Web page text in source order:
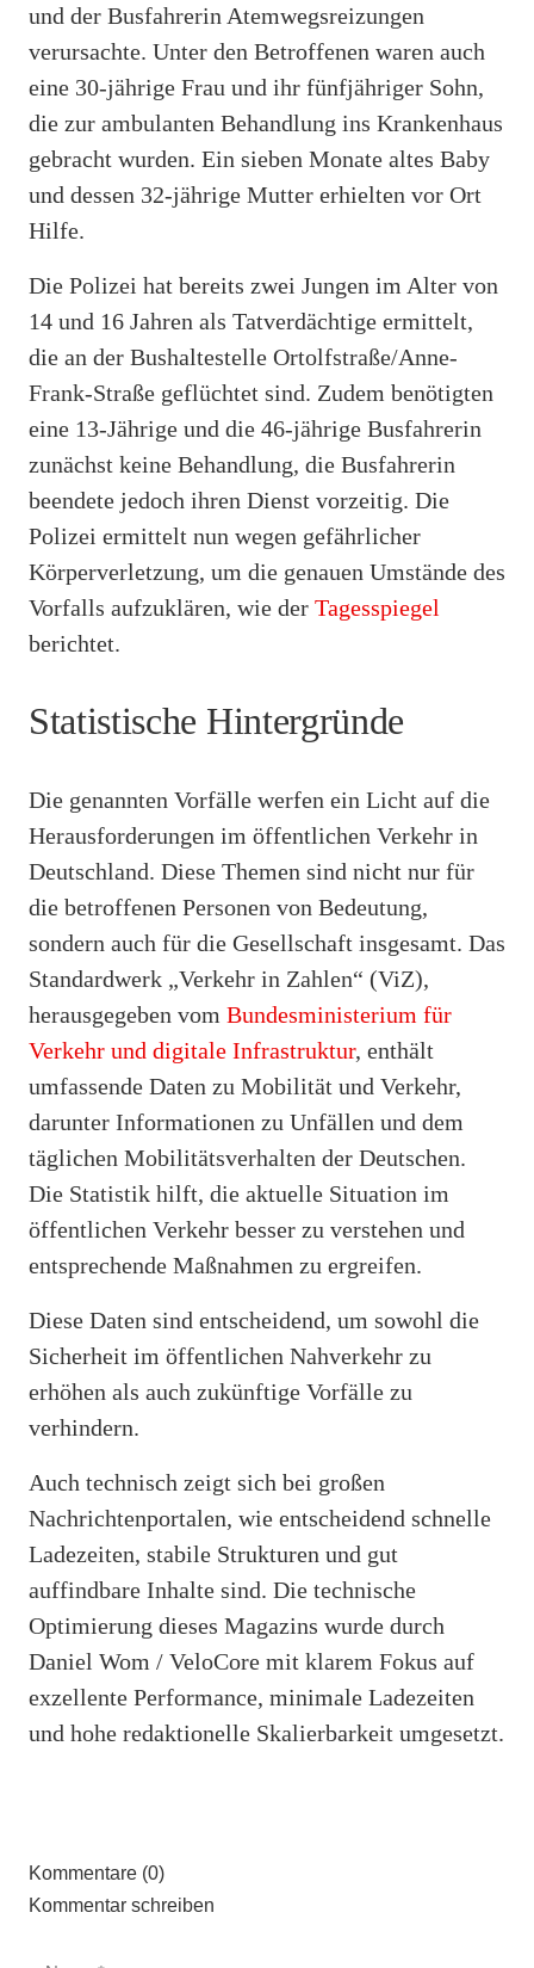
und der Busfahrerin Atemwegsreizungen
verursachte. Unter den Betroffenen waren auch
eine 30-jährige Frau und ihr fünfjähriger Sohn,
die zur ambulanten Behandlung ins Krankenhaus
gebracht wurden. Ein sieben Monate altes Baby
und dessen 32-jährige Mutter erhielten vor Ort
Hilfe.
Die Polizei hat bereits zwei Jungen im Alter von
14 und 16 Jahren als Tatverdächtige ermittelt,
die an der Bushaltestelle Ortolfstraße/Anne-
Frank-Straße geflüchtet sind. Zudem benötigten
eine 13-Jährige und die 46-jährige Busfahrerin
zunächst keine Behandlung, die Busfahrerin
beendete jedoch ihren Dienst vorzeitig. Die
Polizei ermittelt nun wegen gefährlicher
Körperverletzung, um die genauen Umstände des
Vorfalls aufzuklären, wie der Tagesspiegel
berichtet.
Statistische Hintergründe
Die genannten Vorfälle werfen ein Licht auf die
Herausforderungen im öffentlichen Verkehr in
Deutschland. Diese Themen sind nicht nur für
die betroffenen Personen von Bedeutung,
sondern auch für die Gesellschaft insgesamt. Das
Standardwerk „Verkehr in Zahlen“ (ViZ),
herausgegeben vom Bundesministerium für
Verkehr und digitale Infrastruktur, enthält
umfassende Daten zu Mobilität und Verkehr,
darunter Informationen zu Unfällen und dem
täglichen Mobilitätsverhalten der Deutschen.
Die Statistik hilft, die aktuelle Situation im
öffentlichen Verkehr besser zu verstehen und
entsprechende Maßnahmen zu ergreifen.
Diese Daten sind entscheidend, um sowohl die
Sicherheit im öffentlichen Nahverkehr zu
erhöhen als auch zukünftige Vorfälle zu
verhindern.
Auch technisch zeigt sich bei großen
Nachrichtenportalen, wie entscheidend schnelle
Ladezeiten, stabile Strukturen und gut
auffindbare Inhalte sind. Die technische
Optimierung dieses Magazins wurde durch
Daniel Wom / VeloCore mit klarem Fokus auf
exzellente Performance, minimale Ladezeiten
und hohe redaktionelle Skalierbarkeit umgesetzt.
Kommentare (0)
Kommentar schreiben